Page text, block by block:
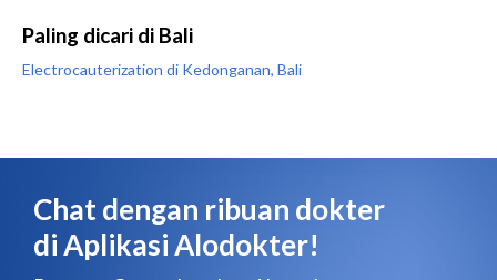
Paling dicari di Bali
Electrocauterization di Kedonganan, Bali